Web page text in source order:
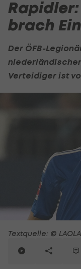
brach
Der ÖFB-
Verteidiger ist
Textquelle: ©